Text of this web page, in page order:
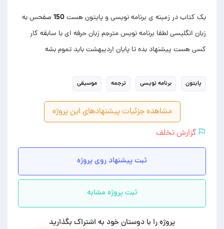
یک کتاب در زمینه ی برنامه نویسی و پایتون هست 150 صفحس به
زبان انگلیسی لطفا برنامه نویس مترجم زبان حرفه ای با سابقه کار
کسی هست پیشنهاد بده تا پایان اردیبهشت باید تموم بشه
پایتون برنامه نویسی ترجمه موسیقی
مشاهده جزئیات پیشنهادهای این پروژه
گزارش تخلف
ثبت پیشنهاد روی پروژه
ثبت پروژه مشابه
پروژه را با دوستان خود به اشتراک بگذارید